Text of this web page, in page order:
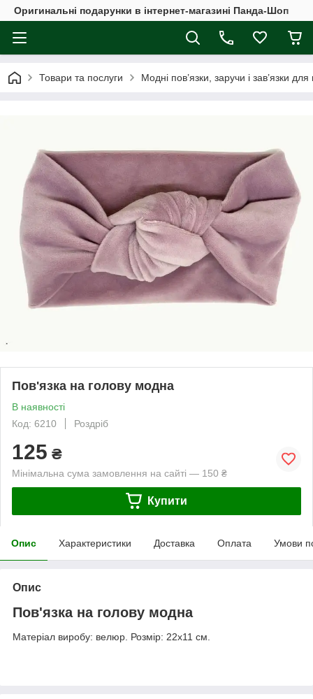
Оригинальні подарунки в інтернет-магазині Панда-Шоп
Товари та послуги Модні пов’язки, заручи і зав’язки
Пов'язка на голову модна
В наявності
Код: 6210
Роздріб
125 ₴
Мінімальна сума замовлення на сайті — 150 ₴
Купити
Опис Характеристики Доставка Оплата Умови
Опис
Пов'язка на голову модна
Матеріал виробу: велюр. Розмір: 22х11 см.